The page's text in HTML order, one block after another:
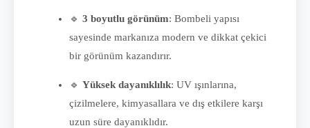
🔹 3 boyutlu görünüm: Bombeli yapısı
sayesinde markanıza modern ve dikkat çekici
bir görünüm kazandırır.
🔹 Yüksek dayanıklılık: UV ışınlarına,
çizilmelere, kimyasallara ve dış etkilere karşı
uzun süre dayanıklıdır.